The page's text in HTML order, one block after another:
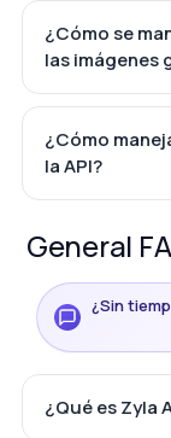
¿Cómo se
las imágenes
¿Cómo
la API?
General
¿Sin
¿Qué es Zyla